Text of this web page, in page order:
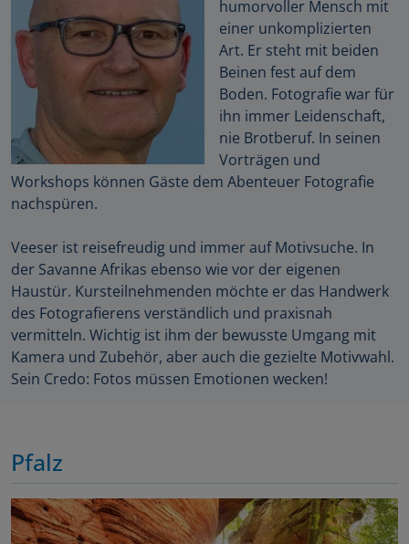
humorvoller Mensch mit
einer unkomplizierten
Art. Er steht mit beiden
Beinen fest auf dem
Boden. Fotografie war für
ihn immer Leidenschaft,
nie Brotberuf. In seinen
Vorträgen und
Workshops können Gäste dem Abenteuer Fotografie
nachspüren.
Veeser ist reisefreudig und immer auf Motivsuche. In
der Savanne Afrikas ebenso wie vor der eigenen
Haustür. Kursteilnehmenden möchte er das Handwerk
des Fotografierens verständlich und praxisnah
vermitteln. Wichtig ist ihm der bewusste Umgang mit
Kamera und Zubehör, aber auch die gezielte Motivwahl.
Sein Credo: Fotos müssen Emotionen wecken!
Pfalz